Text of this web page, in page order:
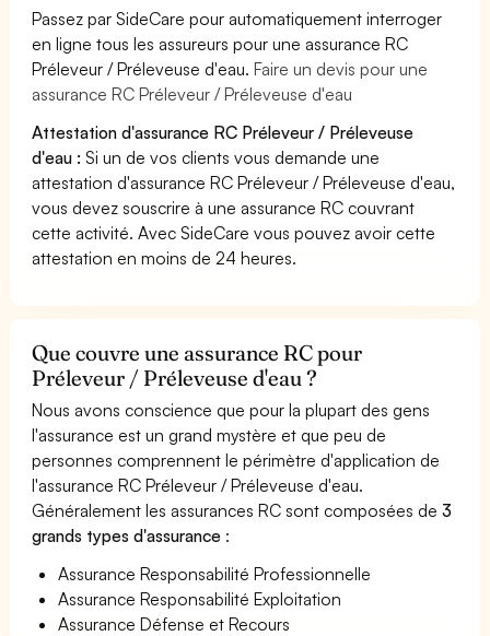
Passez par SideCare pour automatiquement interroger
en ligne tous les assureurs pour une assurance RC
Préleveur / Préleveuse d'eau.Faire un devis pour une
assurance RC Préleveur / Préleveuse d'eau
Attestation d'assurance RC Préleveur / Préleveuse
d'eau : Si un de vos clients vous demande une
attestation d'assurance RC Préleveur / Préleveuse d'eau,
vous devez souscrire à une assurance RC couvrant
cette activité. Avec SideCare vous pouvez avoir cette
attestation en moins de 24 heures.
Que couvre une assurance RC pour
Préleveur / Préleveuse d'eau ?
Nous avons conscience que pour la plupart des gens
l'assurance est un grand mystère et que peu de
personnes comprennent le périmètre d'application de
l'assurance RC Préleveur / Préleveuse d'eau.
Généralement les assurances RC sont composées de3
grands types d'assurance :
Assurance Responsabilité Professionnelle
Assurance Responsabilité Exploitation
Assurance Défense et Recours